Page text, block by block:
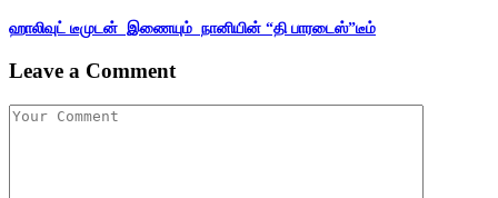
ஹாலிவுட் டீமுடன் இணையும் நானியின் “தி பாரடைஸ்”டீம்
Leave a Comment